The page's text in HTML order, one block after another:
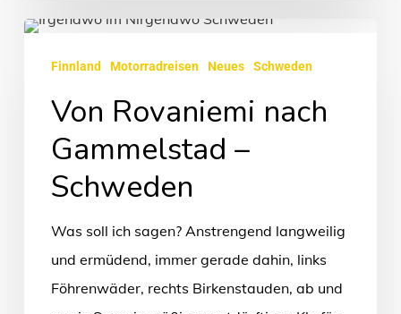
Von
Rovaniemi
Gammelstad
Schweden
Finnland Motorradreisen Neues Schweden
Von Rovaniemi nach
Gammelstad –
Schweden
Was soll ich sagen? Anstrengend langweilig
und ermüdend, immer gerade dahin, links
Föhrenwäder, rechts Birkenstauden, ab und